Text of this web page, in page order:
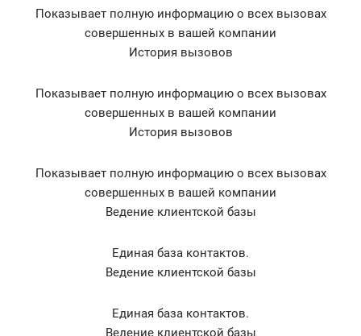
Показывает полную информацию о всех вызовах
совершенных в вашей компании
История вызовов
Показывает полную информацию о всех вызовах
совершенных в вашей компании
История вызовов
Показывает полную информацию о всех вызовах
совершенных в вашей компании
Ведение клиентской базы
Единая база контактов.
Ведение клиентской базы
Единая база контактов.
Ведение клиентской базы